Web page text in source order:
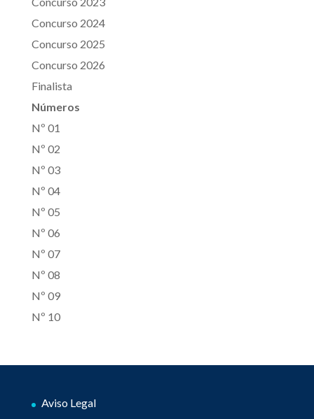
Concurso 2024
Concurso 2025
Concurso 2026
Finalista
Números
Nº 01
Nº 02
Nº 03
Nº 04
Nº 05
Nº 06
Nº 07
Nº 08
Nº 09
Nº 10
Aviso Legal